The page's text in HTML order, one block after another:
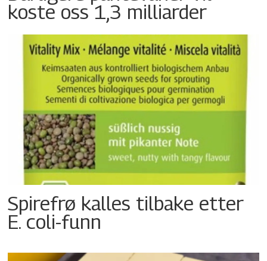
koste oss 1,3 milliarder
Spirefrø kalles tilbake etter
E. coli-funn